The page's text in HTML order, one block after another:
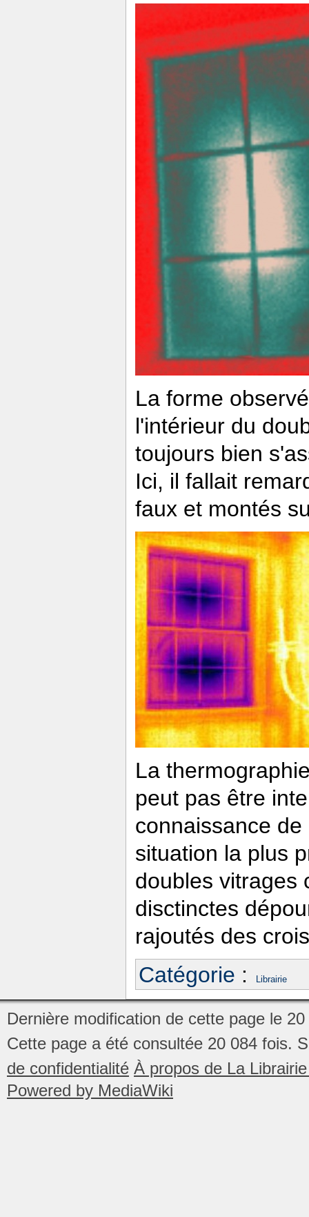
La forme
l'intérieur du
toujours bien
Ici, il fallait
faux et montés
La
peut pas être
connaissance
situation la plus
doubles vitrages
disctinctes
rajoutés des
Catégorie : Librairie
Dernière modification de cette page le
Cette page a été consultée 20 084 fois.
de confidentialité À propos de La
Powered by MediaWiki